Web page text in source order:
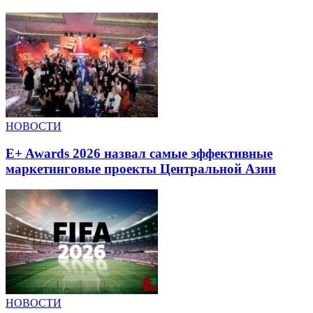
НОВОСТИ
E+ Awards 2026 назвал самые эффективные
маркетинговые проекты Центральной Азии
НОВОСТИ